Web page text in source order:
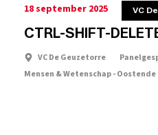
18 september 2025 VC
CTRL-SHIFT-
VC De Geuzetorre
Mensen & Wetenschap - Oostende